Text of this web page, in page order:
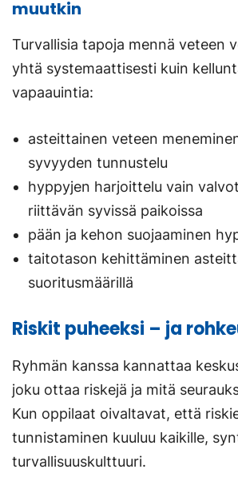
muutkin
Turvallisia tapoja mennä veteen
yhtä systemaattisesti kuin
vapaauintia:
asteittainen veteen
syvyyden tunnustelu
hyppyjen harjoittelu vain
riittävän syvissä paikoissa
pään ja kehon suojaaminen
taitotason kehittäminen
suoritusmäärillä
Riskit puheeksi – ja
Ryhmän kanssa kannattaa
joku ottaa riskejä ja mitä
Kun oppilaat oivaltavat, että
tunnistaminen kuuluu kaikille,
turvallisuuskulttuuri.